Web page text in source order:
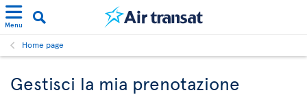
Menu
Home page
Gestisci la mia prenotazione